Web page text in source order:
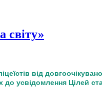
світу»
від
усвідомлення Цілей